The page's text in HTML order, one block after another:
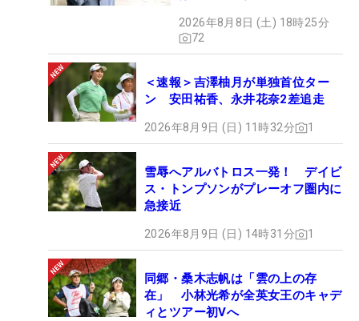
2026年8月8日 (土) 18時25分
72
＜速報＞吉澤柚月が単独首位ター
ン 安田祐香、永井花奈2差追走
2026年8月9日 (日) 11時32分 1
雪辱へアルバトロス一発！ デイビ
ス・トンプソンがプレーオフ圏内に
急接近
2026年8月9日 (日) 14時31分 1
同郷・桑木志帆は「雲の上の存
在」 小林光希が全英女王のキャデ
ィとツアー初Vへ